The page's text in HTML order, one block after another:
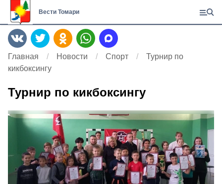
Вести Томари
Главная Новости Спорт
Турнир по
кикбоксингу
Турнир по кикбоксингу